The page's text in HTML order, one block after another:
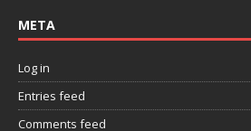
META
Log in
Entries feed
Comments feed